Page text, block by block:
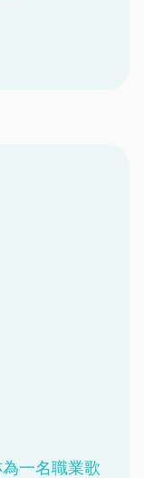
一名職業歌